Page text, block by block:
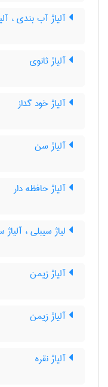
آلیاژ آب بندی ،
آلیاژ ثانوی
آلیاژ خود گداز
آلیاژ سن
آلیاژ حافظه دار
لیاژ سیبلی ، آلیاژ
آلیاژ زیمن
آلیاژ زیمن
آلیاژ نقره